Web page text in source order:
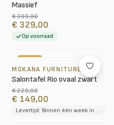
Massief
€ 399,00
€ 329,00
Op voorraad
MOKANA FURNITURE
Salontafel Rio ovaal zwart
€ 229,00
€ 149,00
Levertijd: Binnen één week in huis